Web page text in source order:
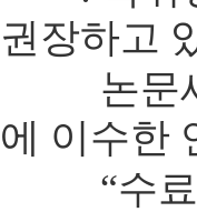
권장하고
논문세
에 이수한
“수료증